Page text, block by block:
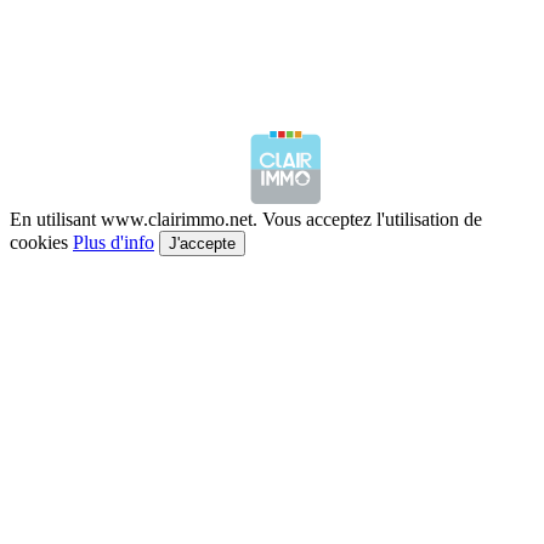
En utilisant www.clairimmo.net. Vous acceptez l'utilisation de
cookies Plus d'info J'accepte